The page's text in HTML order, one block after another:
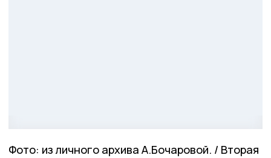
Фото: из личного архива А.Бочаровой. / Вторая